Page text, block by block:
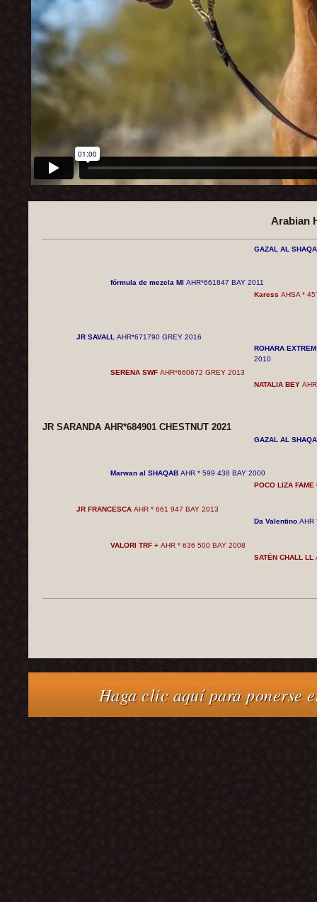
Arabian
GAZAL AL
fórmula de mezcla MI AHR*661847 BAY2011
Karess AHSA *
JR SAVALL AHR*671790 GREY2016
ROHARA
2010
SERENA SWF AHR*660672 GREY2013
NATALIA BEY
JR SARANDA AHR*684901 CHESTNUT2021
GAZAL AL
Marwan al SHAQAB AHR * 599 438 BAY 2000
POCO LIZA FAME
JR FRANCESCA AHR * 661 947 BAY 2013
Da Valentino AHR
VALORI TRF+ AHR * 636 500 BAY 2008
SATÉN CHALL LL
Haga clic aquí para ponerse